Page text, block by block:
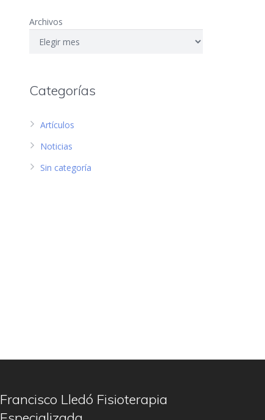
Archivos
Categorías
Artículos
Noticias
Sin categoría
Francisco Lledó Fisioterapia